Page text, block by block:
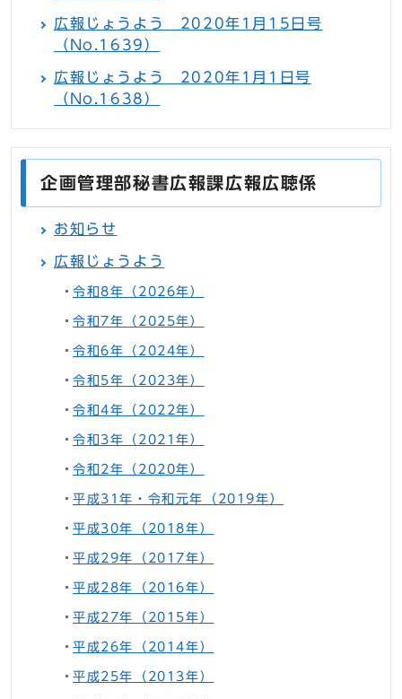
広報じょうよう 2020年1月15日号
（No.1639）
広報じょうよう 2020年1月1日号
（No.1638）
企画管理部秘書広報課広報広聴係
お知らせ
広報じょうよう
令和8年（2026年）
令和7年（2025年）
令和6年（2024年）
令和5年（2023年）
令和4年（2022年）
令和3年（2021年）
令和2年（2020年）
平成31年・令和元年（2019年）
平成30年（2018年）
平成29年（2017年）
平成28年（2016年）
平成27年（2015年）
平成26年（2014年）
平成25年（2013年）